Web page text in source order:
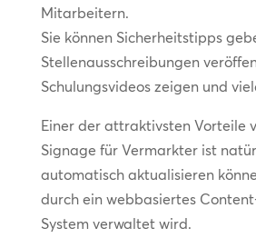
Mitarbeitern.
Sie können Sicherheitstipps
Stellenausschreibungen
Schulungsvideos zeigen und
Einer der attraktivsten Vorteile
Signage für Vermarkter ist
automatisch aktualisieren
durch ein webbasiertes
System verwaltet wird.